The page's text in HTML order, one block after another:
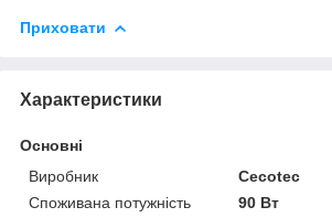
Приховати
Характеристики
Основні
Виробник
Cecotec
Споживана потужність
90 Вт